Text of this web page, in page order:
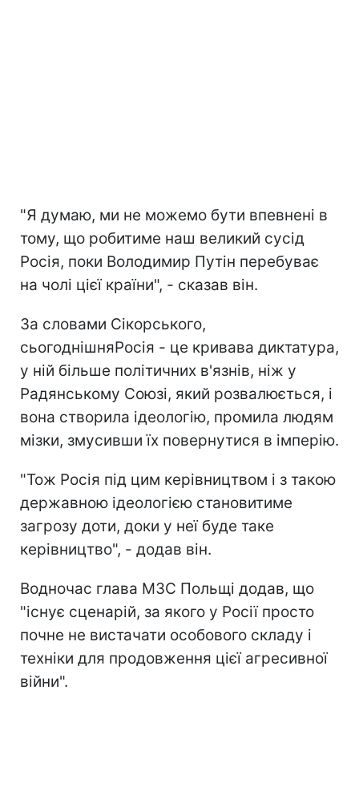
"Я думаю, ми не можемо бути впевнені в
тому, що робитиме наш великий сусід
Росія, поки Володимир Путін перебуває
на чолі цієї країни", - сказав він.
За словами Сікорського,
сьогоднішняРосія - це кривава диктатура,
у ній більше політичних в'язнів, ніж у
Радянському Союзі, який розвалюється, і
вона створила ідеологію, промила людям
мізки, змусивши їх повернутися в імперію.
"Тож Росія під цим керівництвом і з такою
державною ідеологією становитиме
загрозу доти, доки у неї буде таке
керівництво", - додав він.
Водночас глава МЗС Польщі додав, що
"існує сценарій, за якого у Росії просто
почне не вистачати особового складу і
техніки для продовження цієї агресивної
війни".